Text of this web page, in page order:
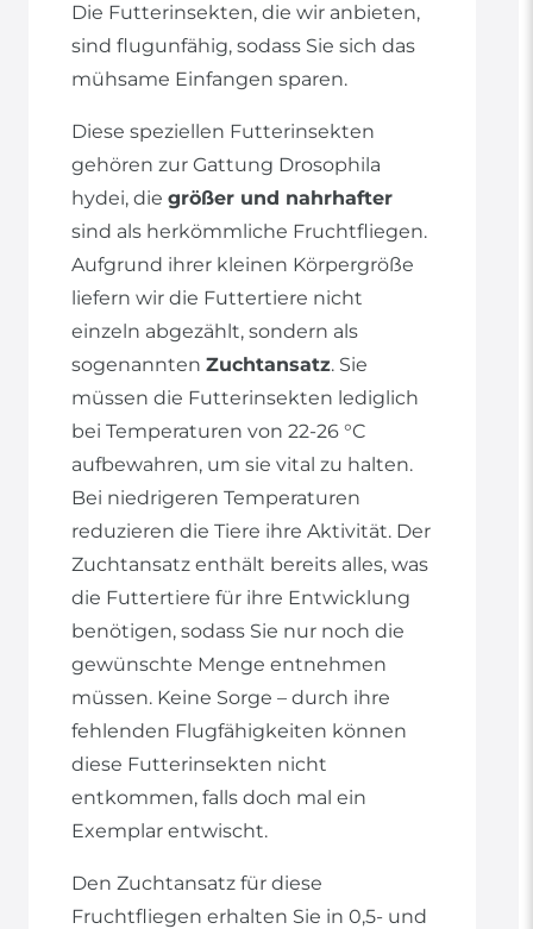
Die Futterinsekten, die wir anbieten,
sind flugunfähig, sodass Sie sich das
mühsame Einfangen sparen.
Diese speziellen Futterinsekten
gehören zur Gattung Drosophila
hydei, die größer und nahrhafter
sind als herkömmliche Fruchtfliegen.
Aufgrund ihrer kleinen Körpergröße
liefern wir die Futtertiere nicht
einzeln abgezählt, sondern als
sogenannten Zuchtansatz. Sie
müssen die Futterinsekten lediglich
bei Temperaturen von 22-26 °C
aufbewahren, um sie vital zu halten.
Bei niedrigeren Temperaturen
reduzieren die Tiere ihre Aktivität. Der
Zuchtansatz enthält bereits alles, was
die Futtertiere für ihre Entwicklung
benötigen, sodass Sie nur noch die
gewünschte Menge entnehmen
müssen. Keine Sorge – durch ihre
fehlenden Flugfähigkeiten können
diese Futterinsekten nicht
entkommen, falls doch mal ein
Exemplar entwischt.
Den Zuchtansatz für diese
Fruchtfliegen erhalten Sie in 0,5- und